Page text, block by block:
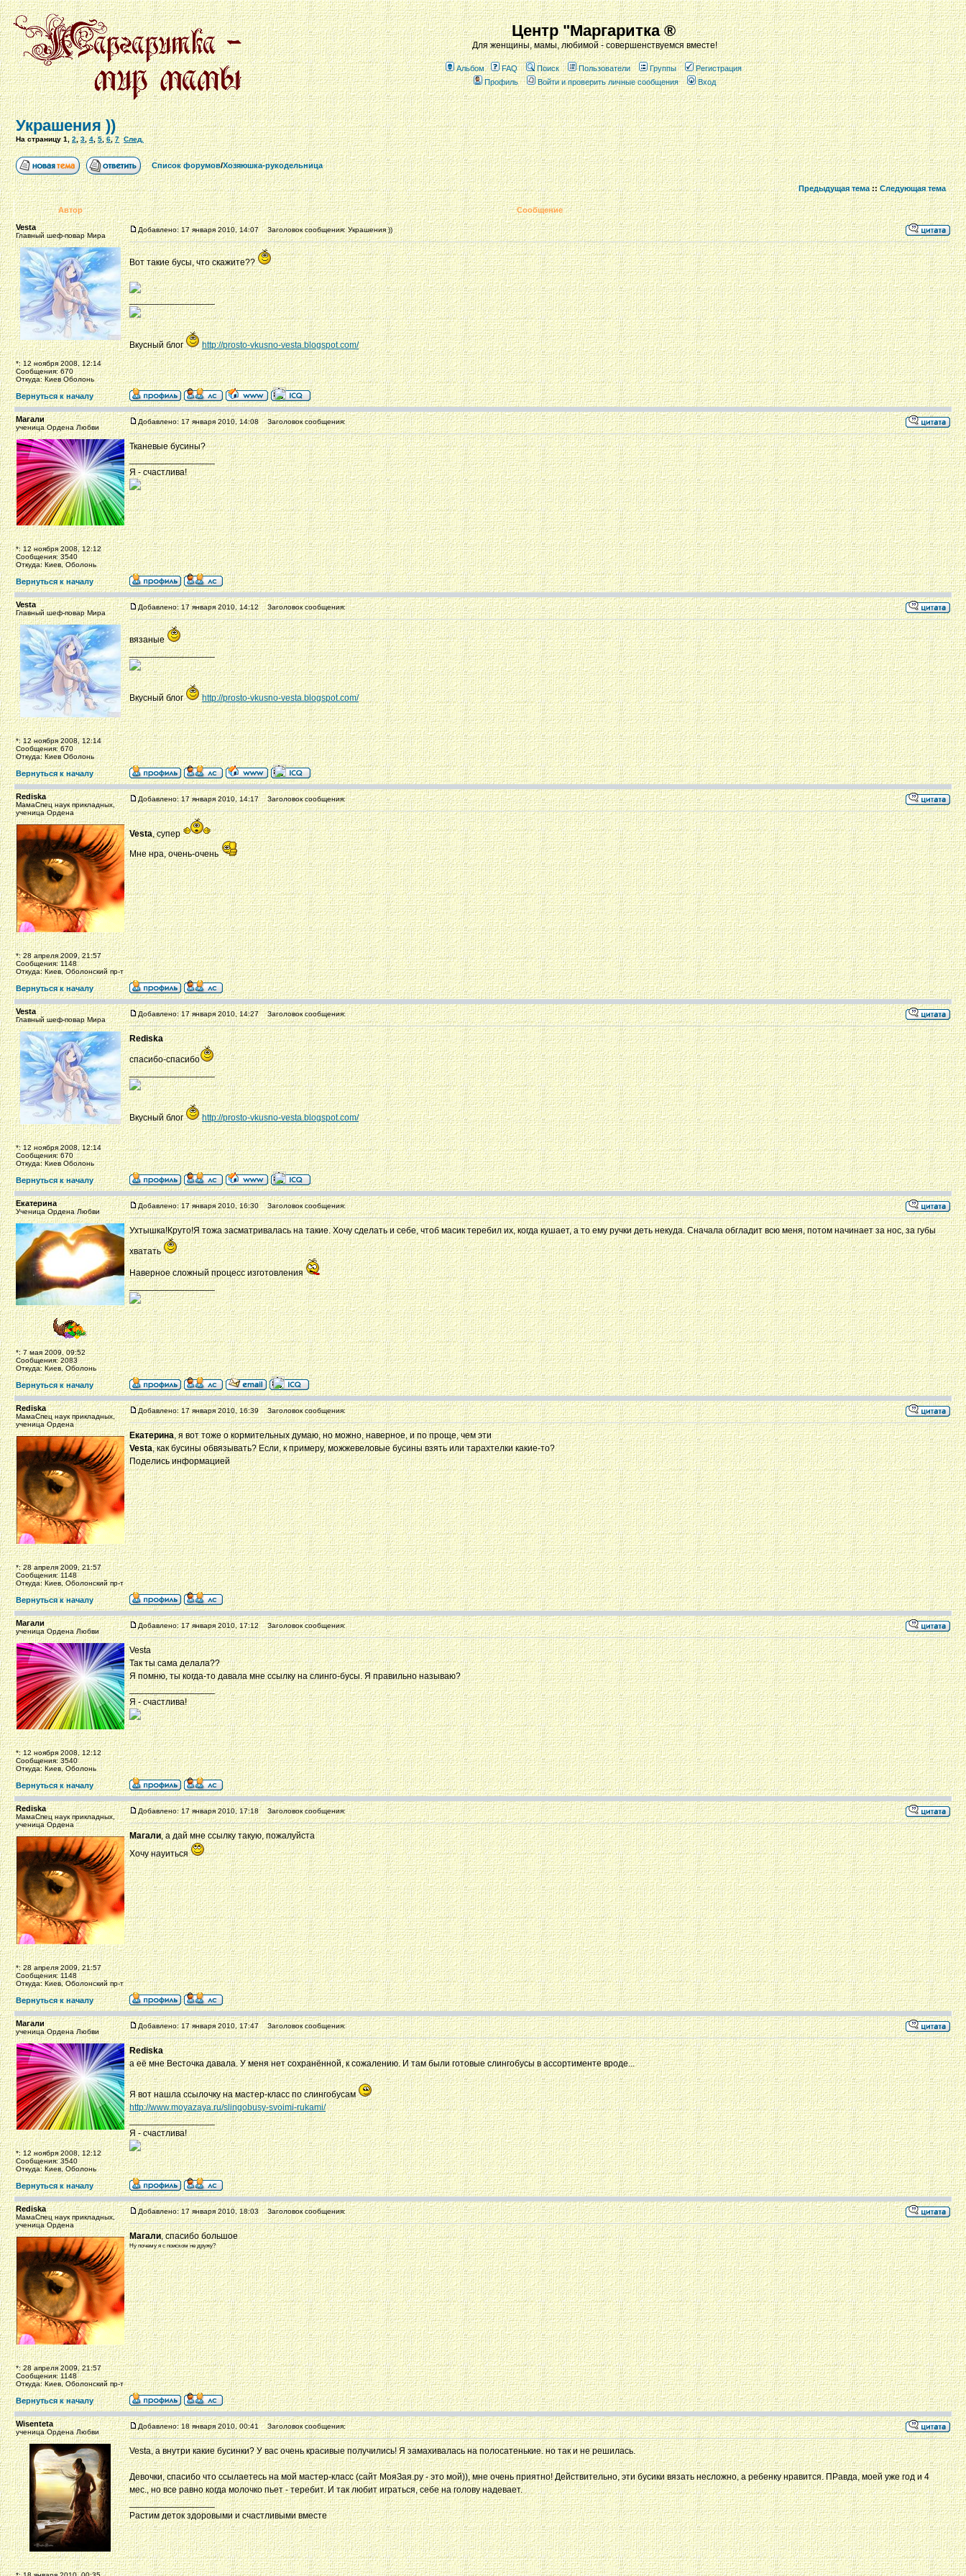
Центр "Маргаритка ®
Для женщины, мамы, любимой - совершенствуемся вместе!
Альбом FAQ Поиск Пользователи Группы
Регистрация
Профиль
Войти и проверить личные сообщения Вход
Украшения ))
На страницу1,2,3,4,5,6,7 След.
Список форумов/Хозяюшка-рукодельница
Предыдущая тема::Следующая тема
Автор
Сообщение
Vesta
Главный шеф-повар Мира
*: 12 ноября 2008, 12:14
Сообщения: 670
Откуда: Киев Оболонь
Добавлено: 17 января 2010, 14:07 Заголовок сообщения: Украшения ))
Вот такие бусы, что скажите??
_________________
Вкусный блог http://prosto-vkusno-vesta.blogspot.com/
Вернуться к началу
Магали
ученица Ордена Любви
*: 12 ноября 2008, 12:12
Сообщения: 3540
Откуда: Киев, Оболонь
Добавлено: 17 января 2010, 14:08 Заголовок сообщения:
Тканевые бусины?
_________________
Я - счастлива!
Вернуться к началу
Vesta
Главный шеф-повар Мира
*: 12 ноября 2008, 12:14
Сообщения: 670
Откуда: Киев Оболонь
Добавлено: 17 января 2010, 14:12 Заголовок сообщения:
вязаные
_________________
Вкусный блог http://prosto-vkusno-vesta.blogspot.com/
Вернуться к началу
Rediska
МамаСпец наук прикладных,
ученица Ордена
*: 28 апреля 2009, 21:57
Сообщения: 1148
Откуда: Киев, Оболонский пр-т
Добавлено: 17 января 2010, 14:17 Заголовок сообщения:
Vesta, супер
Мне нра, очень-очень
Вернуться к началу
Vesta
Главный шеф-повар Мира
*: 12 ноября 2008, 12:14
Сообщения: 670
Откуда: Киев Оболонь
Добавлено: 17 января 2010, 14:27 Заголовок сообщения:
Rediska
спасибо-спасибо
_________________
Вкусный блог http://prosto-vkusno-vesta.blogspot.com/
Вернуться к началу
Екатерина
Ученица Ордена Любви
*: 7 мая 2009, 09:52
Сообщения: 2083
Откуда: Киев, Оболонь
Добавлено: 17 января 2010, 16:30 Заголовок сообщения:
Ухтышка!Круто!Я тожа засматривалась на такие. Хочу сделать и себе, чтоб масик теребил их, когда кушает, а то ему ручки деть некуда. Сначала обгладит всю меня, потом начинает за нос, за губы
хватать
Наверное сложный процесс изготовления
_________________
Вернуться к началу
Rediska
МамаСпец наук прикладных,
ученица Ордена
*: 28 апреля 2009, 21:57
Сообщения: 1148
Откуда: Киев, Оболонский пр-т
Добавлено: 17 января 2010, 16:39 Заголовок сообщения:
Екатерина, я вот тоже о кормительных думаю, но можно, наверное, и по проще, чем эти
Vesta, как бусины обвязывать? Если, к примеру, можжевеловые бусины взять или тарахтелки какие-то?
Поделись информацией
Вернуться к началу
Магали
ученица Ордена Любви
*: 12 ноября 2008, 12:12
Сообщения: 3540
Откуда: Киев, Оболонь
Добавлено: 17 января 2010, 17:12 Заголовок сообщения:
Vesta
Так ты сама делала??
Я помню, ты когда-то давала мне ссылку на слинго-бусы. Я правильно называю?
_________________
Я - счастлива!
Вернуться к началу
Rediska
МамаСпец наук прикладных,
ученица Ордена
*: 28 апреля 2009, 21:57
Сообщения: 1148
Откуда: Киев, Оболонский пр-т
Добавлено: 17 января 2010, 17:18 Заголовок сообщения:
Магали, а дай мне ссылку такую, пожалуйста
Хочу науиться
Вернуться к началу
Магали
ученица Ордена Любви
*: 12 ноября 2008, 12:12
Сообщения: 3540
Откуда: Киев, Оболонь
Добавлено: 17 января 2010, 17:47 Заголовок сообщения:
Rediska
а её мне Весточка давала. У меня нет сохранённой, к сожалению. И там были готовые слингобусы в ассортименте вроде...
Я вот нашла ссылочку на мастер-класс по слингобусам
http://www.moyazaya.ru/slingobusy-svoimi-rukami/
_________________
Я - счастлива!
Вернуться к началу
Rediska
МамаСпец наук прикладных,
ученица Ордена
*: 28 апреля 2009, 21:57
Сообщения: 1148
Откуда: Киев, Оболонский пр-т
Добавлено: 17 января 2010, 18:03 Заголовок сообщения:
Магали, спасибо большое
Ну почему я с поиском не дружу?
Вернуться к началу
Wisenteta
ученица Ордена Любви
Добавлено: 18 января 2010, 00:41 Заголовок сообщения:
Vesta, а внутри какие бусинки? У вас очень красивые получились! Я замахивалась на полосатенькие. но так и не решилась.
Девочки, спасибо что ссылаетесь на мой мастер-класс (сайт МояЗая.ру - это мой)), мне очень приятно! Действительно, эти бусики вязать несложно, а ребенку нравится. ПРавда, моей уже год и 4
мес., но все равно когда молочко пьет - теребит. И так любит играться, себе на голову надевает.
_________________
Растим деток здоровыми и счастливыми вместе